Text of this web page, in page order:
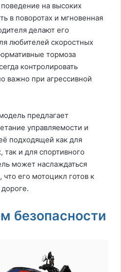
на высоких
в поворотах и мгновенная
делают его
любителей скоростных
тормоза
контролировать
важно при агрессивной
предлагает
управляемости и
подходящей как для
так и для спортивного
может наслаждаться
его мотоцикл готов к
безопасности